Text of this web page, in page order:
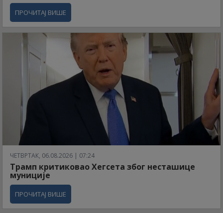
ПРОЧИТАЈ ВИШЕ
ЧЕТВРТАК, 06.08.2026 | 07:24
Трамп критиковао Хегсета због несташице
муниције
ПРОЧИТАЈ ВИШЕ